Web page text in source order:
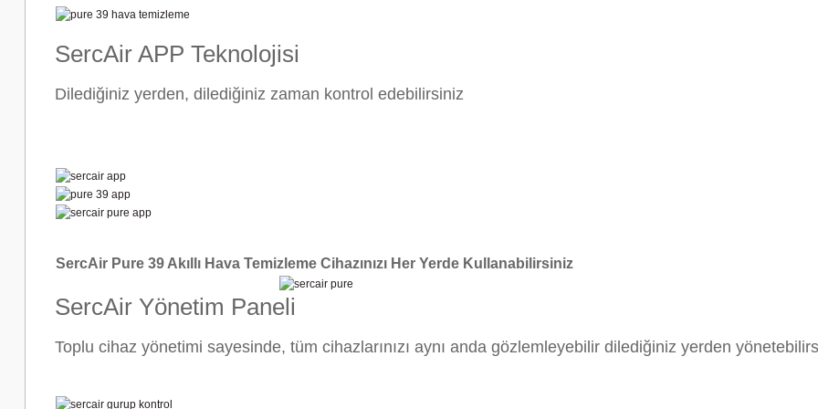
SercAir APP Teknolojisi
Dilediğiniz yerden, dilediğiniz zaman kontrol edebilirsiniz
SercAir Pure 39 Akıllı Hava Temizleme Cihazınızı Her Yerde Kullanabilirsiniz
SercAir Yönetim Paneli
Toplu cihaz yönetimi sayesinde, tüm cihazlarınızı aynı anda gözlemleyebilir dilediğiniz yerden